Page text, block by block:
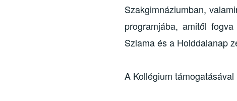
Szakgimnáziumban,
programjába, amitől
Szlama és a Holddalanap
A Kollégium